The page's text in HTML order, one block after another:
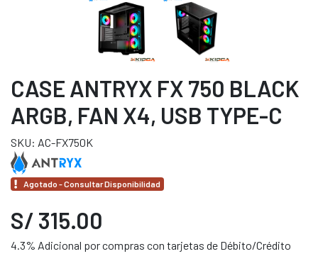
CASE ANTRYX FX 750 BLACK
ARGB, FAN X4, USB TYPE-C
SKU: AC-FX750K
Agotado - Consultar Disponibilidad
S/ 315.00
4.3% Adicional por compras con tarjetas de Débito/Crédito